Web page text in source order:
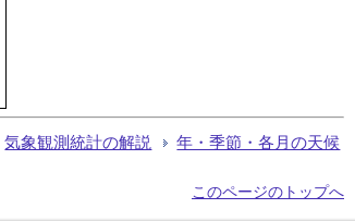
気象観測統計の解説 年・季節・各月の天候
このページのトップへ